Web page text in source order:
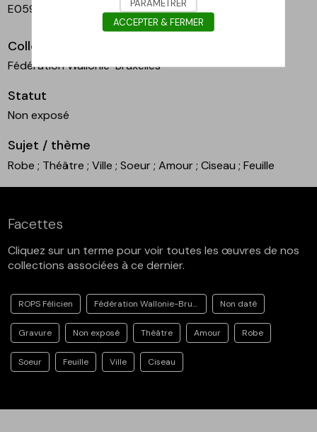
E0592.4.CF.
Collection
Fédération Wallonie-Bruxelles
Statut
Non exposé
Sujet / thème
Robe; Théâtre; Ville; Soeur; Amour; Ciseau; Feuille
Facettes
Cliquez sur un terme pour voir toutes les œuvres de nos
collections associées à ce dernier.
ROPS Félicien Fédération Wallonie-Bruxelles Non daté
Gravure Non exposé Théâtre Amour Robe
Soeur Feuille Ville Ciseau
PARAMÉTRER
ACCEPTER & FERMER